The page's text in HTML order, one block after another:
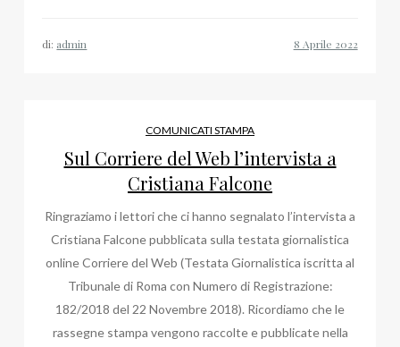
Enzo
Anghinelli
di: admin
COMUNICATI STAMPA
Sul Corriere del Web l’intervista a
Cristiana Falcone
Ringraziamo i lettori che ci hanno segnalato l’intervista a
Cristiana Falcone pubblicata sulla testata giornalistica
online Corriere del Web (Testata Giornalistica iscritta al
Tribunale di Roma con Numero di Registrazione:
182/2018 del 22 Novembre 2018). Ricordiamo che le
rassegne stampa vengono raccolte e pubblicate nella